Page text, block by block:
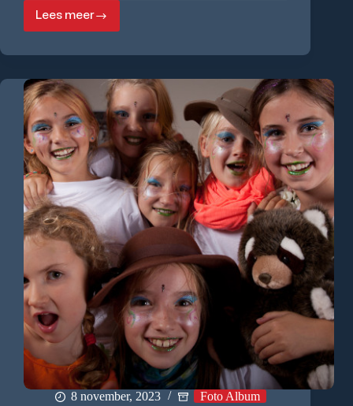
Lees meerTheaterkoffer
kids
Karpathios
8 november, 2023 Foto Album